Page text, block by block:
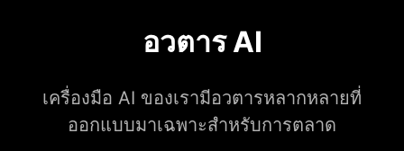
อวตาร AI
เครื่องมือ AI ของเรามีอวตารหลากหลายที่
ออกแบบมาเฉพาะสำหรับการตลาด